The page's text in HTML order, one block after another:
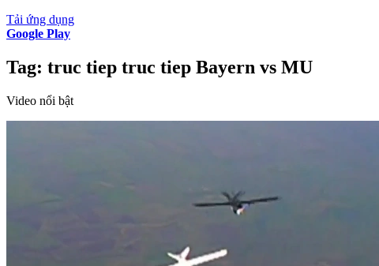
Tải ứng dụng
Google Play
Tag: truc tiep truc tiep Bayern vs MU
Video nổi bật